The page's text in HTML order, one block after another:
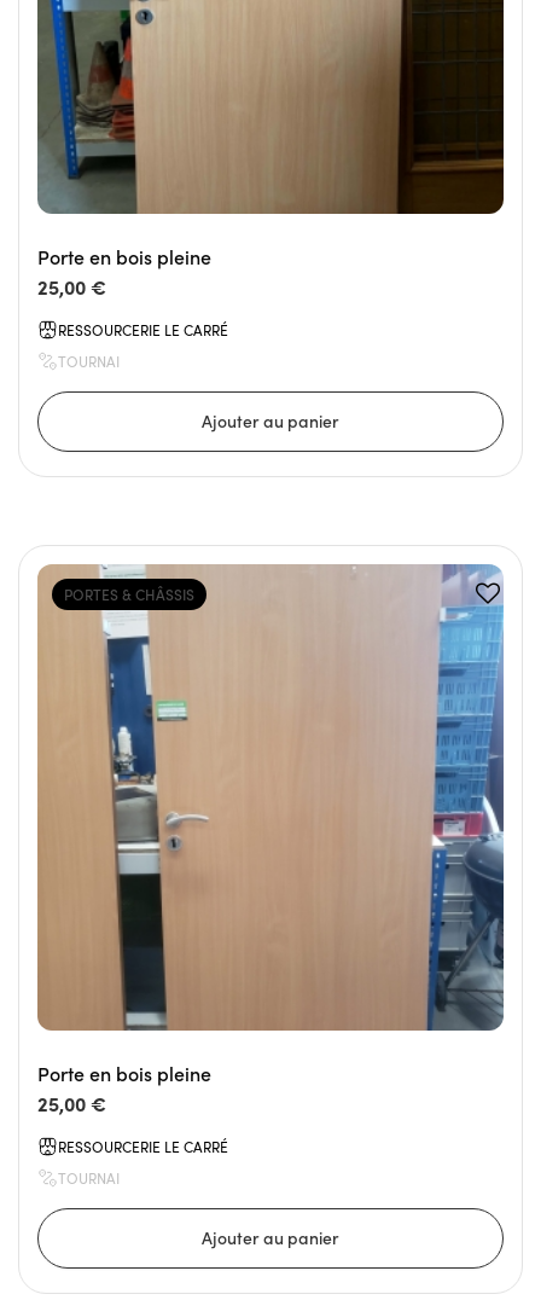
Porte en bois pleine
25,00 €
RESSOURCERIE LE CARRÉ
TOURNAI
PORTES & CHÂSSIS
Porte en bois pleine
25,00 €
RESSOURCERIE LE CARRÉ
TOURNAI